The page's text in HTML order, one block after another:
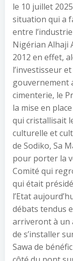
le 10 juillet
situation qui a
entre
Nigérian Alhaji
2012 en effet,
l’investisseur
gouvernement
cimenterie, le
la mise en
qui cristallisait
culturelle et
de Sodiko, Sa
pour porter la
Comité qui
qui était
l’Etat
débats tendus
arriveront à un
de s’installer
Sawa de